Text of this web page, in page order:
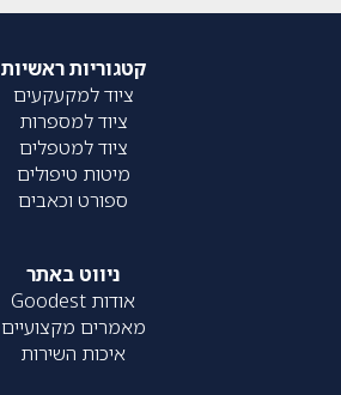
קטגוריות ראשיות
ציוד למקעקעים
ציוד למספרות
ציוד למטפלים
מיטות טיפולים
ספורט וכאבים
ניווט באתר
אודות Goodest
מאמרים מקצועיים
איכות השירות